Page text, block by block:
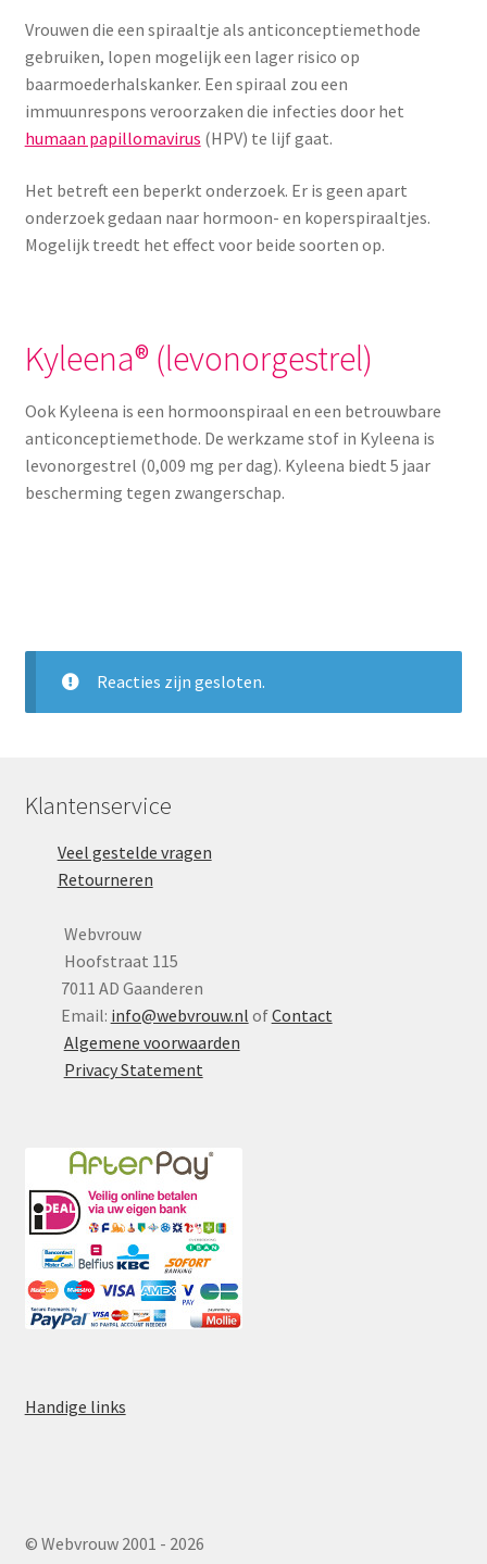
Vrouwen die een spiraaltje als anticonceptiemethode
gebruiken, lopen mogelijk een lager risico op
baarmoederhalskanker. Een spiraal zou een
immuunrespons veroorzaken die infecties door het
humaan papillomavirus (HPV) te lijf gaat.
Het betreft een beperkt onderzoek. Er is geen apart
onderzoek gedaan naar hormoon- en koperspiraaltjes.
Mogelijk treedt het effect voor beide soorten op.
Kyleena® (levonorgestrel)
Ook Kyleena is een hormoonspiraal en een betrouwbare
anticonceptiemethode. De werkzame stof in Kyleena is
levonorgestrel (0,009 mg per dag). Kyleena biedt 5 jaar
bescherming tegen zwangerschap.
Reacties zijn gesloten.
Klantenservice
Veel gestelde vragen
Retourneren
Webvrouw
Hoofstraat 115
7011 AD Gaanderen
Email: info@webvrouw.nl ofContact
Algemene voorwaarden
Privacy Statement
Handige links
© Webvrouw 2001 - 2026